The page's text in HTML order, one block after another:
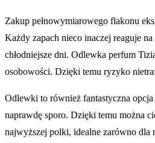
Zakup pełnowymiarowego flakonu
Każdy zapach nieco inaczej reaguje
chłodniejsze dni. Odlewka perfum
osobowości. Dzięki temu ryzyko
Odlewki to również fantastyczna
naprawdę sporo. Dzięki temu można
najwyższej polki, idealne zarówno dla